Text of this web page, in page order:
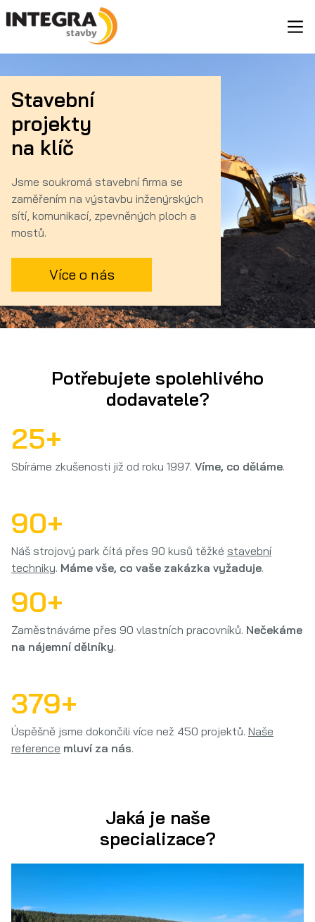
Stavební
projekty
na klíč
Jsme soukromá stavební firma se
zaměřením na výstavbu inženýrských
sítí, komunikací, zpevněných ploch a
mostů.
Více o nás
Potřebujete spolehlivého
dodavatele?
25+
Sbíráme zkušenosti již od roku 1997. Víme, co děláme.
90+
Náš strojový park čítá přes 90 kusů těžké stavební
techniky. Máme vše, co vaše zakázka vyžaduje.
90+
Zaměstnáváme přes 90 vlastních pracovníků. Nečekáme
na nájemní dělníky.
412+
Úspěšně jsme dokončili více než 450 projektů. Naše
reference mluví za nás.
Jaká je naše
specializace?